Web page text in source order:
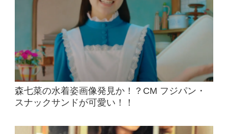
森七菜の水着姿画像発見か！？CM フジパン・
スナックサンドが可愛い！！